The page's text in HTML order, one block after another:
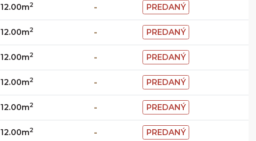
12.00m2 - PREDANÝ
12.00m2 - PREDANÝ
12.00m2 - PREDANÝ
12.00m2 - PREDANÝ
12.00m2 - PREDANÝ
12.00m2 - PREDANÝ